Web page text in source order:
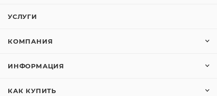
УСЛУГИ
КОМПАНИЯ
ИНФОРМАЦИЯ
КАК КУПИТЬ